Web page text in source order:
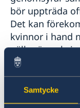
Samtycke
Aktuella
Allmänna
Terrorism
Trafiksäkerhet
Hälso- och
In- och
Lokala lagar
Kriminalitet och
bör uppträda
Det kan
kvinnor i hand
gäller även
främmande
Om man vill
enklast att
Dessutom